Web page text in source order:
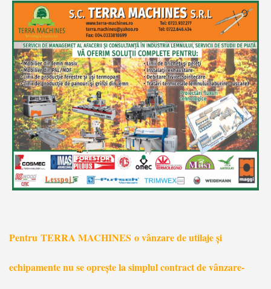
Pentru TERRA MACHINES o vânzare de utilaje și
echipamente nu se oprește la simplul contract de vânzare-